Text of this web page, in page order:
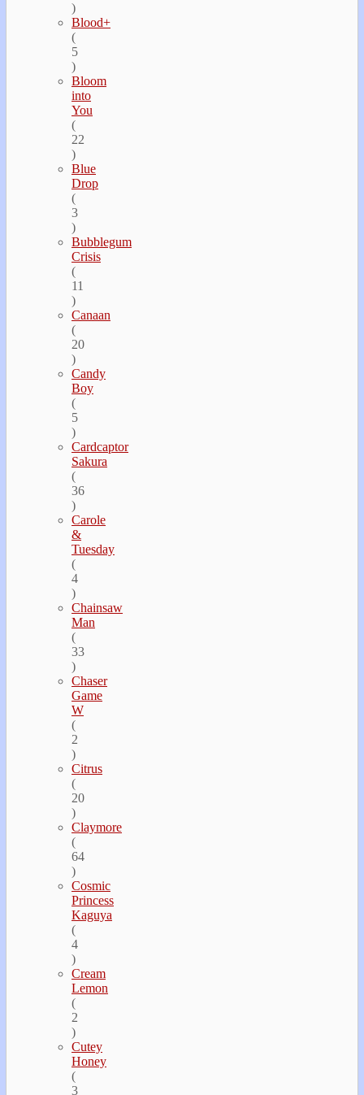
)
Blood+
(
5
)
Bloom
into
You
(
22
)
Blue
Drop
(
3
)
Bubblegum
Crisis
(
11
)
Canaan
(
20
)
Candy
Boy
(
5
)
Cardcaptor
Sakura
(
36
)
Carole
&
Tuesday
(
4
)
Chainsaw
Man
(
33
)
Chaser
Game
W
(
2
)
Citrus
(
20
)
Claymore
(
64
)
Cosmic
Princess
Kaguya
(
4
)
Cream
Lemon
(
2
)
Cutey
Honey
(
3